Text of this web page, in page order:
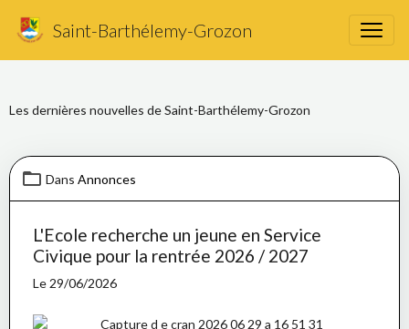
Saint-Barthélemy-Grozon
Actualités
Les dernières nouvelles de Saint-Barthélemy-Grozon
Dans Annonces
L'Ecole recherche un jeune en Service
Civique pour la rentrée 2026 / 2027
Le 29/06/2026